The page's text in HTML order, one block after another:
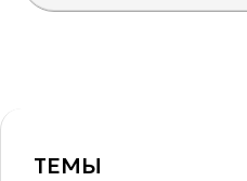
ТЕМЫ